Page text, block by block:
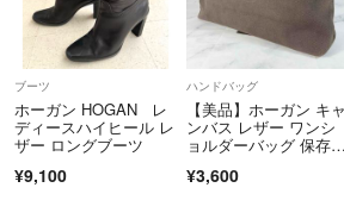
⭐️お品の状態について
あくまでも主観に基づいて設定させて頂いて
フリマアプリという観点から予めご了承願い
ブーツ
ホーガン HOGAN レ
ディースハイヒール レ
ザー ロングブーツ
¥9,100
ハンドバッグ
【美品】ホーガン キャ
ンバス レザー ワンシ
ョルダーバッグ 保存袋
¥3,600